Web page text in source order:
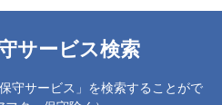
サービス検索
守サービス」を検索することがで